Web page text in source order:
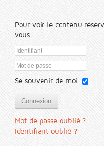
Pour voir le contenu
vous.
Se souvenir de moi
Connexion
Mot de passe oublié ?
Identifiant oublié ?